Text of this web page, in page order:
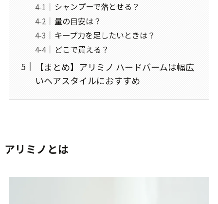
シャンプーで落とせる？
量の目安は？
キープ力を足したいときは？
どこで買える？
【まとめ】アリミノ ハードバームは幅広
いヘアスタイルにおすすめ
アリミノとは